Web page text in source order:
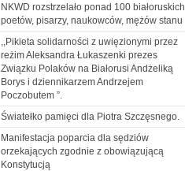
NKWD rozstrzelało ponad 100 białoruskich
poetów, pisarzy, naukowców, mężów stanu
,,Pikieta solidarności z uwięzionymi przez
reżim Aleksandra Łukaszenki prezes
Związku Polaków na Białorusi Andżeliką
Borys i dziennikarzem Andrzejem
Poczobutem ”.
Światełko pamięci dla Piotra Szczęsnego.
Manifestacja poparcia dla sędziów
orzekających zgodnie z obowiązującą
Konstytucją